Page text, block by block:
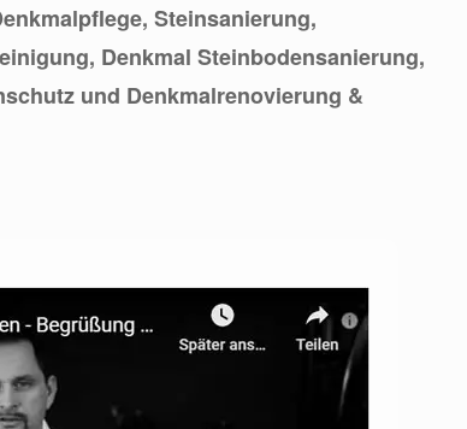
Steinsanierung,
Denkmal Steinbodensanierung,
und Denkmalrenovierung &